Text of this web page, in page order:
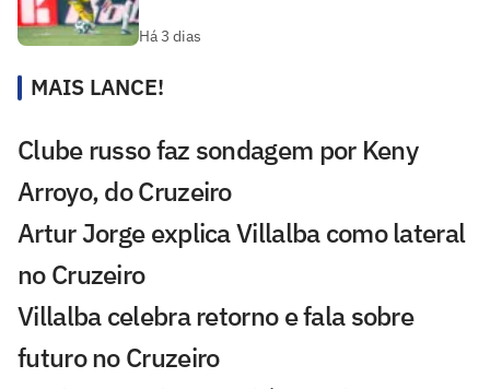
Há 3 dias
MAIS LANCE!
Clube russo faz sondagem por Keny
Arroyo, do Cruzeiro
Artur Jorge explica Villalba como lateral
no Cruzeiro
Villalba celebra retorno e fala sobre
futuro no Cruzeiro